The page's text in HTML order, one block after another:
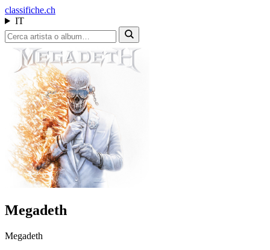
classifiche.ch
IT
Megadeth
Megadeth